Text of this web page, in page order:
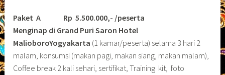
Paket A Rp 5.500.000,- /peserta
Menginap di Grand Puri Saron Hotel
MalioboroYogyakarta (1 kamar/peserta) selama 3 hari 2
malam, konsumsi (makan pagi, makan siang, makan malam),
Coffee break 2 kali sehari, sertifikat, Training kit, foto